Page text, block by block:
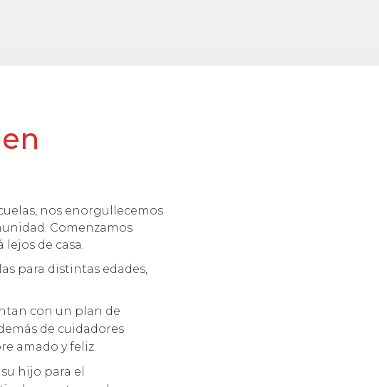
nos enorgullecemos
Comenzamos
de casa.
para distintas edades,
con un plan de
de cuidadores
amado y feliz.
hijo para el